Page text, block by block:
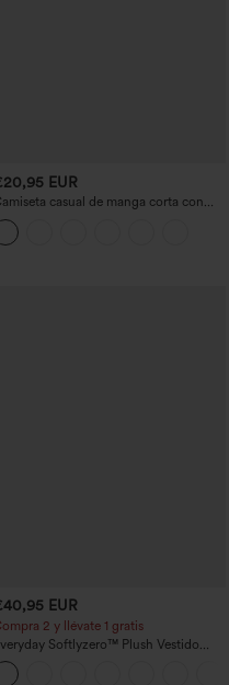
EUR
casual de manga corta con
escote en V, fruncida y lisa
EUR
2 y llévate 1 gratis
Softlyzero™ Plush Vestido
sin espalda 2 en 1
-Wannabe -Easy Peezy